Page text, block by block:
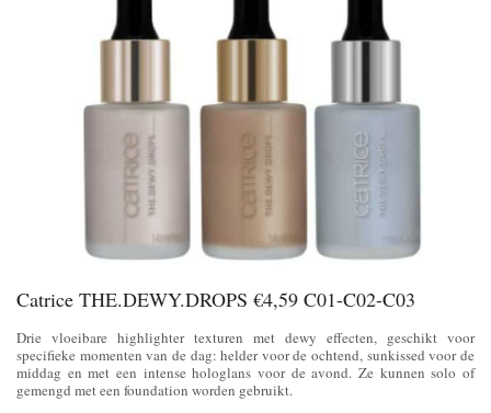
Catrice THE.DEWY.DROPS €4,59 C01-C02-C03
Drie vloeibare highlighter texturen met dewy effecten, geschikt voor
specifieke momenten van de dag: helder voor de ochtend, sunkissed voor de
middag en met een intense hologlans voor de avond. Ze kunnen solo of
gemengd met een foundation worden gebruikt.